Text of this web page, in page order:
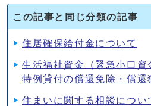
この記事と同じ分類の記事
住居確保給付金について
生活福祉資金（緊急小口
特例貸付の償還免除・償還
住まいに関する相談につい